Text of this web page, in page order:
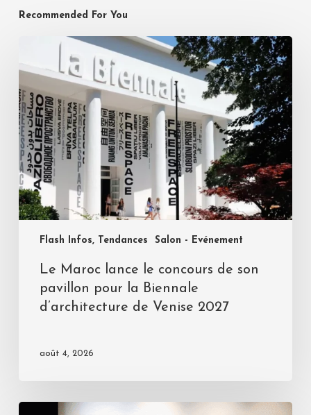
Recommended For You
Flash Infos, Tendances Salon - Evénement
Le Maroc lance le concours de son
pavillon pour la Biennale
d’architecture de Venise 2027
août 4, 2026